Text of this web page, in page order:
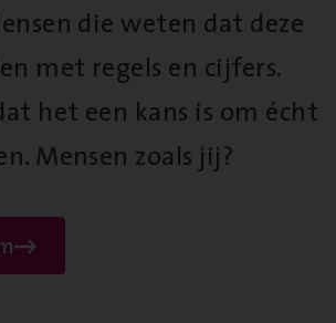
die weten dat deze
met regels en cijfers.
het een kans is om écht
Mensen zoals jij?